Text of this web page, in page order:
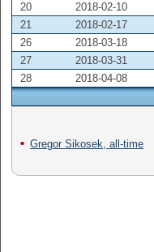
20
2018-02-10
21
2018-02-17
26
2018-03-18
27
2018-03-31
28
2018-04-08
Gregor Sikosek, all-time